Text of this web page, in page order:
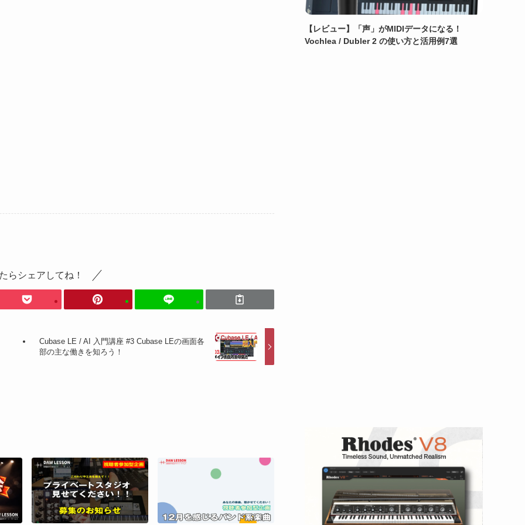
らシェアしてね！
Cubase LE / AI 入門講座 #3 Cubase LEの画面各
部の主な働きを知ろう！
【レビュー】「声」がMIDIデータになる！
Vochlea / Dubler 2 の使い方と活用例7選